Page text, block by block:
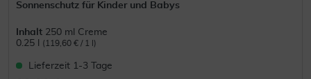
Sonnenschutz für Kinder und Babys
Inhalt 250 ml Creme
0.25 l
(119,60 € / 1 l)
Lieferzeit 1-3 Tage